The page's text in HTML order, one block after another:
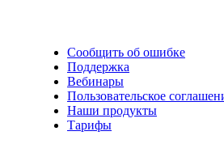
Сообщить об ошибке
Поддержка
Вебинары
Пользовательское
Наши продукты
Тарифы